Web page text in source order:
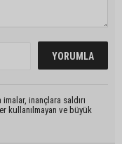
inançlara saldırı
kullanılmayan ve büyük